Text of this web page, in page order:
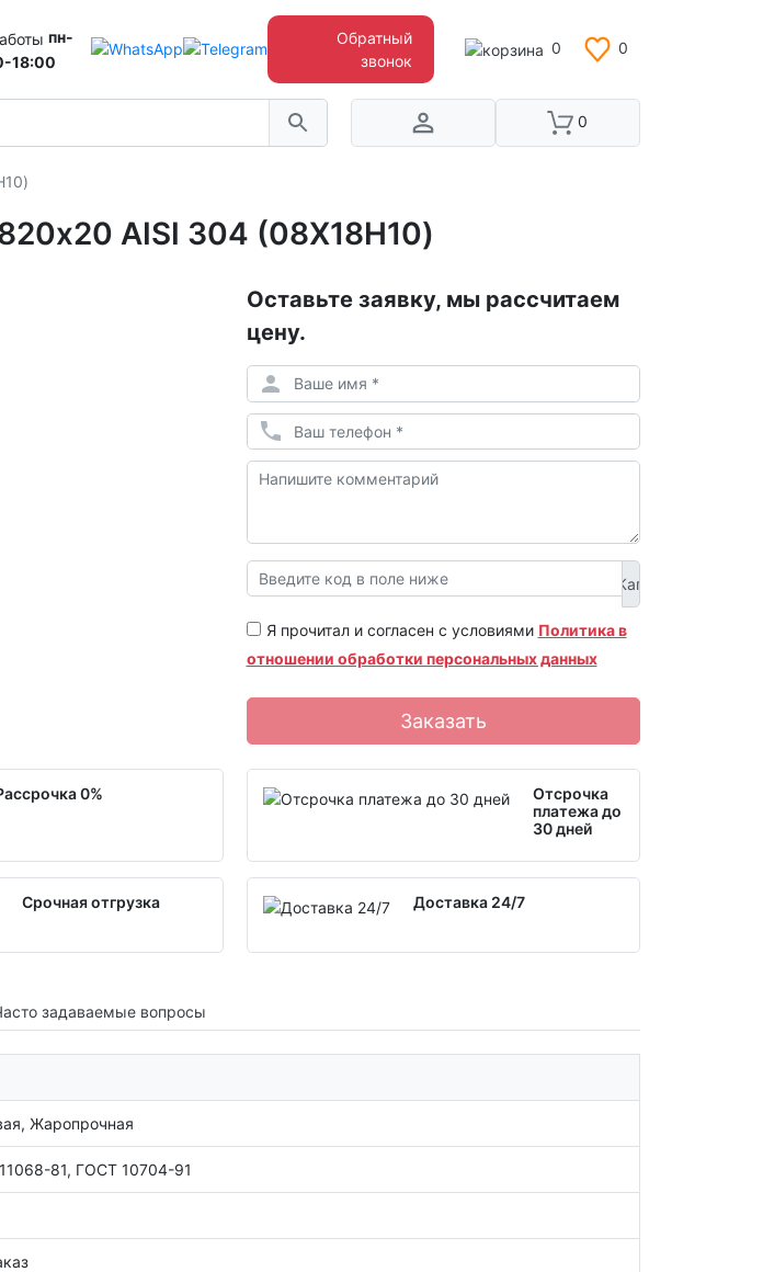
0 0
пн-
18:00
Обратный
звонок
0
AISI 304 (08Х18Н10)
Оставьте заявку, мы рассчитаем
цену.
Я прочитал и согласен с условиями Политика в
отношении обработки персональных данных
Заказать
0%
Отсрочка
платежа до
30 дней
Срочная отгрузка Доставка 24/7
задаваемые вопросы
Жаропрочная
81, ГОСТ 10704-91